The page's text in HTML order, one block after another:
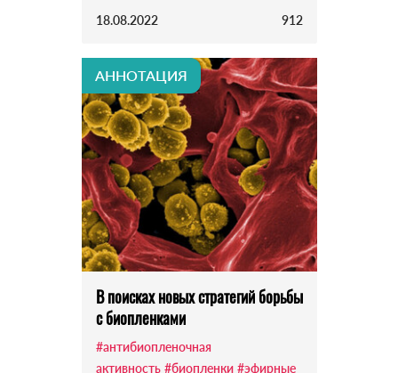
18.08.2022 912
АННОТАЦИЯ
В поисках новых стратегий борьбы
с биопленками
#антибиопленочная
активность #биопленки #эфирные